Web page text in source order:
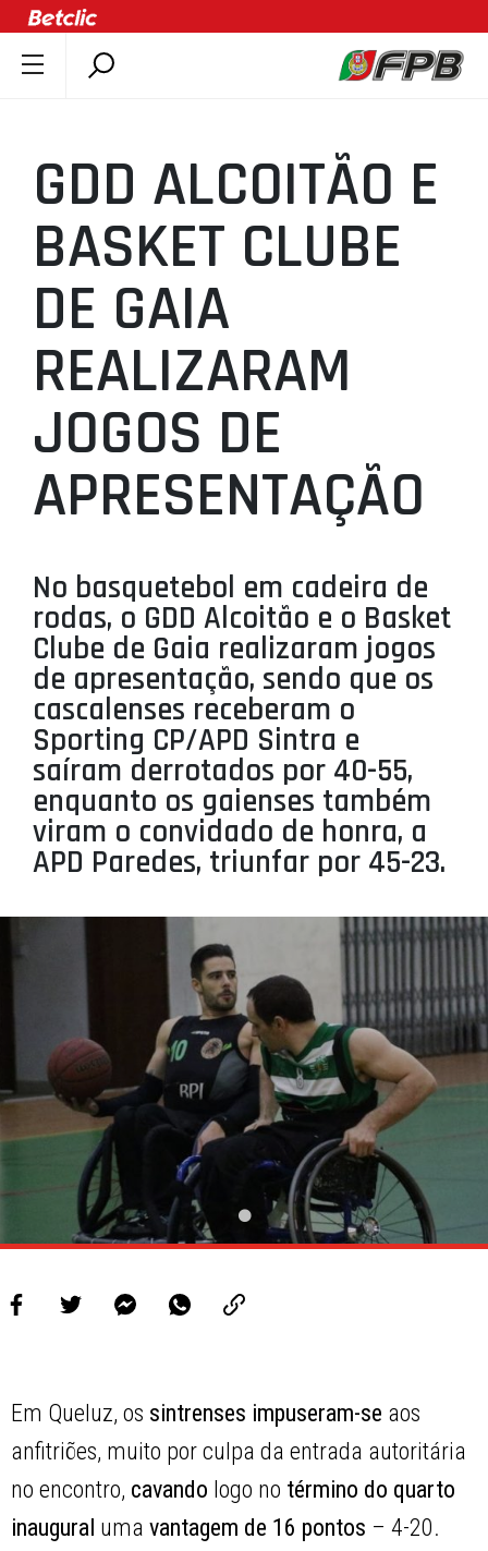
ÚLTIMAS
COMPETIÇÕES
ASSOCIAÇÕES
CLUBES
AGENTES
AGENDA
SELEÇÕES
MINIBASQUETE
ÁREA TÉCNICA
PROJETOS
LIGA BETCLIC FEMININA
GDD ALCOITÃO E
BASKET CLUBE
DE GAIA
REALIZARAM
JOGOS DE
APRESENTAÇÃO
No basquetebol em cadeira de
rodas, o GDD Alcoitão e o Basket
Clube de Gaia realizaram jogos
de apresentação, sendo que os
cascalenses receberam o
Sporting CP/APD Sintra e
saíram derrotados por 40-55,
enquanto os gaienses também
viram o convidado de honra, a
APD Paredes, triunfar por 45-23.
Em Queluz, os sintrenses impuseram-se aos
anfitriões, muito por culpa da entrada autoritária
no encontro, cavando logo no término do quarto
inaugural uma vantagem de 16 pontos – 4-20.